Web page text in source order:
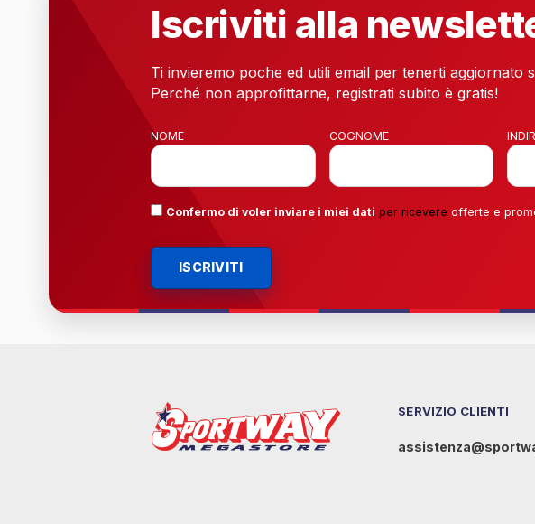
Iscriviti alla
Ti invieremo poche ed utili email per tenerti aggiornato
Perché non approfittarne, registrati subito è gratis!
NOME COGNOME
Confermo di voler inviare i miei dati per ricevere offerte e
ISCRIVITI
SERVIZIO CLIENTI